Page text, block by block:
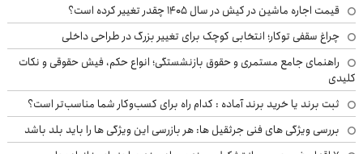
قیمت اجاره ماشین در کیش در سال ۱۴۰۵ چقدر تغییر کرده است؟
چراغ سقفی توکار؛ انتخابی کوچک برای تغییر بزرگ در طراحی داخلی
راهنمای جامع مستمری و حقوق بازنشستگی؛ انواع حکم، فیش حقوقی و نکات
کلیدی
ثبت برند یا خرید برند آماده : کدام راه برای کسب‌وکار شما مناسب‌تر است؟
بررسی ویژگی های فنی جرثقیل ها: هر بازرسی این ویژگی ها را باید بلد باشد